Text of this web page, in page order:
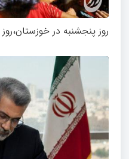
روز پنجشنبه در